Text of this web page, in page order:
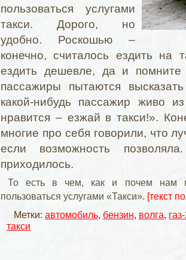
пользоваться услугами
такси. Дорого, но
удобно. Роскошью –
конечно, считалось ездить на
ездить дешевле, да и помните
пассажиры пытаются
какой-нибудь пассажир живо
нравится – езжай в такси!».
многие про себя говорили, что
если возможность
приходилось.
То есть в чем, как и почем нам
пользоваться услугами «Такси». [текст
Метки: автомобиль, бензин, волга,
такси